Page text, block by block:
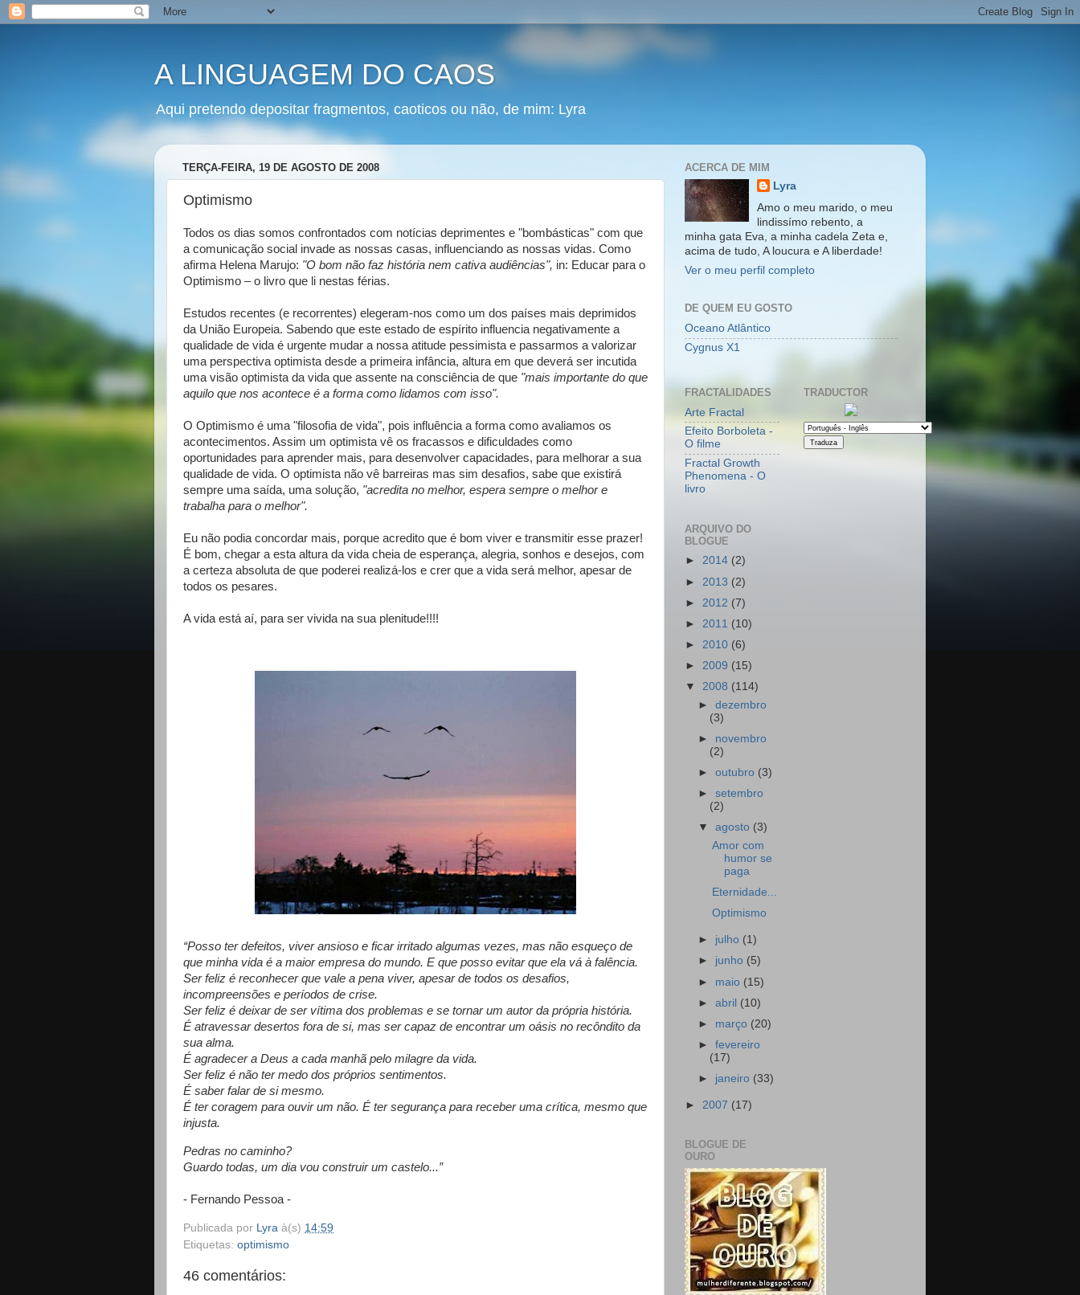
A LINGUAGEM DO CAOS
Aqui pretendo depositar fragmentos, caoticos ou não, de mim: Lyra
TERÇA-FEIRA, 19 DE AGOSTO DE 2008
Optimismo
Todos os dias somos confrontados com notícias deprimentes e "bombásticas" com que
a comunicação social invade as nossas casas, influenciando as nossas vidas. Como
afirma Helena Marujo: "O bom não faz história nem cativa audiências", in: Educar para o
Optimismo – o livro que li nestas férias.
Estudos recentes (e recorrentes) elegeram-nos como um dos países mais deprimidos
da União Europeia. Sabendo que este estado de espírito influencia negativamente a
qualidade de vida é urgente mudar a nossa atitude pessimista e passarmos a valorizar
uma perspectiva optimista desde a primeira infância, altura em que deverá ser incutida
uma visão optimista da vida que assente na consciência de que "mais importante do que
aquilo que nos acontece é a forma como lidamos com isso".
O Optimismo é uma "filosofia de vida", pois influência a forma como avaliamos os
acontecimentos. Assim um optimista vê os fracassos e dificuldades como
oportunidades para aprender mais, para desenvolver capacidades, para melhorar a sua
qualidade de vida. O optimista não vê barreiras mas sim desafios, sabe que existirá
sempre uma saída, uma solução, "acredita no melhor, espera sempre o melhor e
trabalha para o melhor".
Eu não podia concordar mais, porque acredito que é bom viver e transmitir esse prazer!
É bom, chegar a esta altura da vida cheia de esperança, alegria, sonhos e desejos, com
a certeza absoluta de que poderei realizá-los e crer que a vida será melhor, apesar de
todos os pesares.
A vida está aí, para ser vivida na sua plenitude!!!!
“Posso ter defeitos, viver ansioso e ficar irritado algumas vezes, mas não esqueço de
que minha vida é a maior empresa do mundo. E que posso evitar que ela vá à falência.
Ser feliz é reconhecer que vale a pena viver, apesar de todos os desafios,
incompreensões e períodos de crise.
Ser feliz é deixar de ser vítima dos problemas e se tornar um autor da própria história.
É atravessar desertos fora de si, mas ser capaz de encontrar um oásis no recôndito da
sua alma.
É agradecer a Deus a cada manhã pelo milagre da vida.
Ser feliz é não ter medo dos próprios sentimentos.
É saber falar de si mesmo.
É ter coragem para ouvir um não. É ter segurança para receber uma crítica, mesmo que
injusta.
Pedras no caminho?
Guardo todas, um dia vou construir um castelo...”
- Fernando Pessoa -
Publicada por Lyra à(s) 14:59
Etiquetas: optimismo
46 comentários:
ACERCA DE MIM
Lyra
Amo o meu marido, o meu
lindissímo rebento, a
minha gata Eva, a minha cadela Zeta e,
acima de tudo, A loucura e A liberdade!
Ver o meu perfil completo
DE QUEM EU GOSTO
Oceano Atlântico
Cygnus X1
FRACTALIDADES
Arte Fractal
Efeito Borboleta -
O filme
Fractal Growth
Phenomena - O
livro
ARQUIVO DO
BLOGUE
► 2014 (2)
► 2013 (2)
► 2012 (7)
► 2011 (10)
► 2010 (6)
► 2009 (15)
▼ 2008 (114)
►dezembro
(3)
► novembro
(2)
►outubro (3)
►setembro
(2)
▼agosto (3)
Amor com
humor se
paga
Eternidade...
Optimismo
► julho (1)
► junho (5)
► maio (15)
►abril (10)
► março (20)
►fevereiro
(17)
► janeiro (33)
► 2007 (17)
BLOGUE DE
OURO
TRADUCTOR